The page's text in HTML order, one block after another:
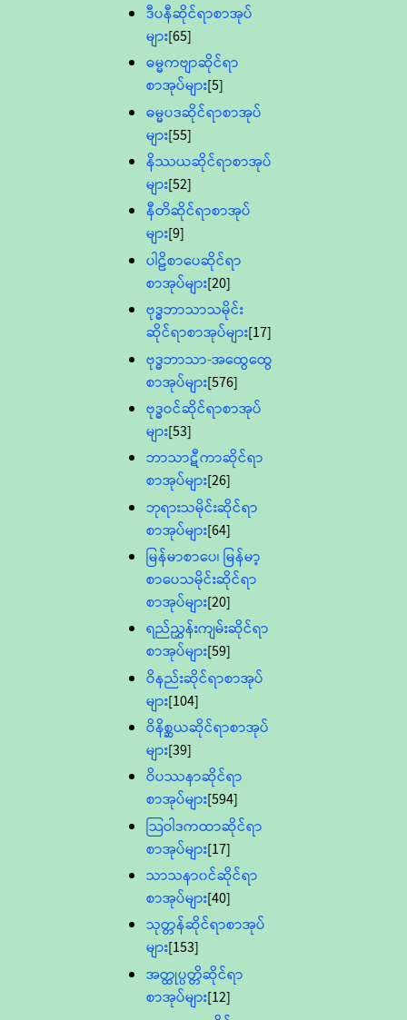
ဒီပနီဆိုင်ရာစာအုပ်
များ[65]
ဓမ္မကဗျာဆိုင်ရာ
စာအုပ်များ[5]
ဓမ္မပဒဆိုင်ရာစာအုပ်
များ[55]
နိဿယဆိုင်ရာစာအုပ်
များ[52]
နီတိဆိုင်ရာစာအုပ်
များ[9]
ပါဠိစာပေဆိုင်ရာ
စာအုပ်များ[20]
ဗုဒ္ဓဘာသာသမိုင်း
ဆိုင်ရာစာအုပ်များ[17]
ဗုဒ္ဓဘာသာ-အထွေထွေ
စာအုပ်များ[576]
ဗုဒ္ဓဝင်ဆိုင်ရာစာအုပ်
များ[53]
ဘာသာဋီကာဆိုင်ရာ
စာအုပ်များ[26]
ဘုရားသမိုင်းဆိုင်ရာ
စာအုပ်များ[64]
မြန်မာစာပေ၊ မြန်မာ့
စာပေသမိုင်းဆိုင်ရာ
စာအုပ်များ[20]
ရည်ညွှန်းကျမ်းဆိုင်ရာ
စာအုပ်များ[59]
ဝိနည်းဆိုင်ရာစာအုပ်
များ[104]
ဝိနိစ္ဆယဆိုင်ရာစာအုပ်
များ[39]
ဝိပဿနာဆိုင်ရာ
စာအုပ်များ[594]
သြဝါဒကထာဆိုင်ရာ
စာအုပ်များ[17]
သာသနာ၀င်ဆိုင်ရာ
စာအုပ်များ[40]
သုတ္တန်ဆိုင်ရာစာအုပ်
များ[153]
အတ္ထုပ္ပတ္တိဆိုင်ရာ
စာအုပ်များ[12]